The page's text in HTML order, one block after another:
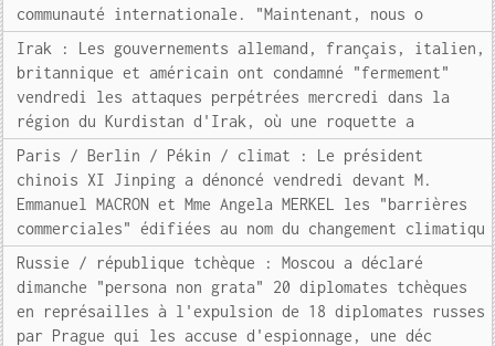
communauté internationale. "Maintenant, nous o
Irak : Les gouvernements allemand, français, italien,
britannique et américain ont condamné "fermement"
vendredi les attaques perpétrées mercredi dans la
région du Kurdistan d'Irak, où une roquette a
Paris / Berlin / Pékin / climat : Le président
chinois XI Jinping a dénoncé vendredi devant M.
Emmanuel MACRON et Mme Angela MERKEL les "barrières
commerciales" édifiées au nom du changement climatiqu
Russie / république tchèque : Moscou a déclaré
dimanche "persona non grata" 20 diplomates tchèques
en représailles à l'expulsion de 18 diplomates russes
par Prague qui les accuse d'espionnage, une déc